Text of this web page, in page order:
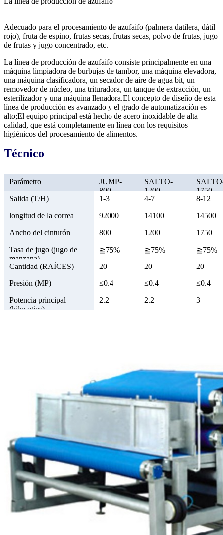
Adecuado para el procesamiento de azufaifo (palmera datilera, dátil
rojo), fruta de espino, frutas secas, frutas secas, polvo de frutas, jugo
de frutas y jugo concentrado, etc.
La línea de producción de azufaifo consiste principalmente en una
máquina limpiadora de burbujas de tambor, una máquina elevadora,
una máquina clasificadora, un secador de aire de agua bit, un
removedor de núcleo, una trituradora, un tanque de extracción, un
esterilizador y una máquina llenadora.El concepto de diseño de esta
línea de producción es avanzado y el grado de automatización es
alto;El equipo principal está hecho de acero inoxidable de alta
calidad, que está completamente en línea con los requisitos
higiénicos del procesamiento de alimentos.
Técnico
Parámetro
JUMP-
800
SALTO-
1200
1750
Salida (T/H)
1-3 4-7
8-12
longitud de la correa
92000 14100
14500
Ancho del cinturón
800 1200
1750
Tasa de jugo (jugo de
manzana)
≧75% ≧75%
≧75%
Cantidad (RAÍCES)
20 20
20
Presión (MP)
≤0.4 ≤0.4
≤0.4
Potencia principal
(kilovatios)
2.2 2.2 3